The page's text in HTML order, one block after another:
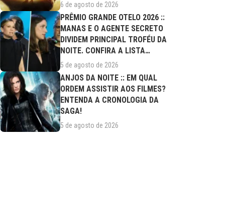
6 de agosto de 2026
PRÊMIO GRANDE OTELO 2026 ::
MANAS E O AGENTE SECRETO
DIVIDEM PRINCIPAL TROFÉU DA
NOITE. CONFIRA A LISTA
COMPLETA DE...
5 de agosto de 2026
ANJOS DA NOITE :: EM QUAL
ORDEM ASSISTIR AOS FILMES?
ENTENDA A CRONOLOGIA DA
SAGA!
5 de agosto de 2026